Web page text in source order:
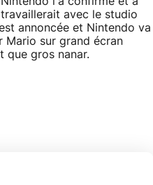
avec le studio
annoncée et Nintendo va
Mario sur grand écran
que gros nanar.